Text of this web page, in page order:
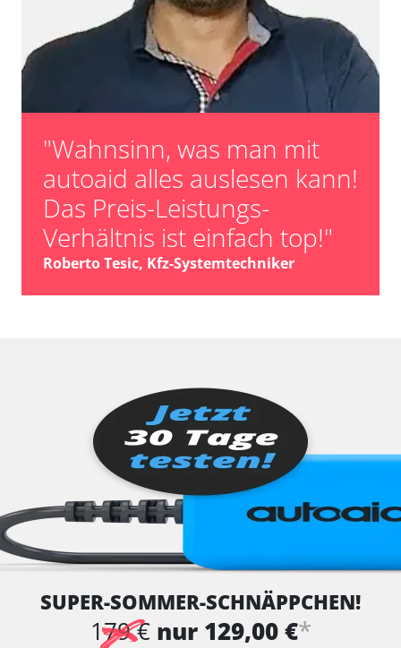
"Wahnsinn, was man mit
autoaid alles auslesen kann!
Das Preis-Leistungs-
Verhältnis ist einfach top!"
Roberto Tesic, Kfz-Systemtechniker
SUPER-SOMMER-SCHNÄPPCHEN!
179 € nur 129,00 €*